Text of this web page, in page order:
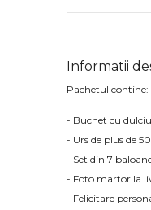
Informatii
Pachetul contine:
- Buchet cu
- Urs de plus de
- Set din 7
- Foto martor la
- Felicitare